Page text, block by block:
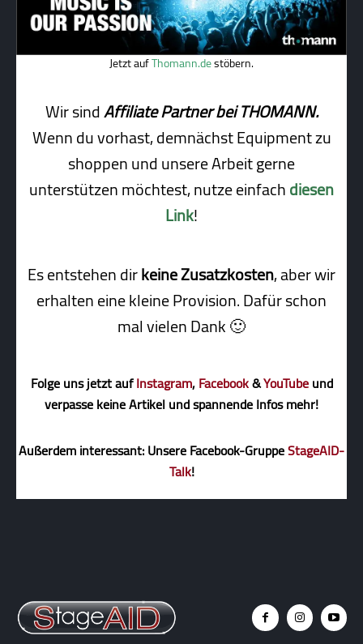
Jetzt aufThomann.destöbern.
Wir sindAffiliate Partner bei THOMANN.
Wenn du vorhast, demnächst Equipment zu
shoppen und unsere Arbeit gerne
unterstützen möchtest, nutze einfachdiesen
Link!
Es entstehen dirkeine Zusatzkosten, aber wir
erhalten eine kleine Pro­vi­sion. Dafür schon
mal vielen Dank 🙂
Folge uns jetzt aufInstagram,Facebook&YouTubeund
verpasse keine Artikel und spannende Infos mehr!
Außerdem interessant: Unsere Facebook-GruppeStageAID-
Talk!